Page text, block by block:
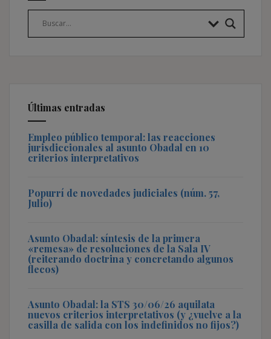
Últimas entradas
Empleo público temporal: las reacciones
jurisdiccionales al asunto Obadal en 10
criterios interpretativos
Popurrí de novedades judiciales (núm. 57,
Julio)
Asunto Obadal: síntesis de la primera
«remesa» de resoluciones de la Sala IV
(reiterando doctrina y concretando algunos
flecos)
Asunto Obadal: la STS 30/06/26 aquilata
nuevos criterios interpretativos (y ¿vuelve a la
casilla de salida con los indefinidos no fijos?)